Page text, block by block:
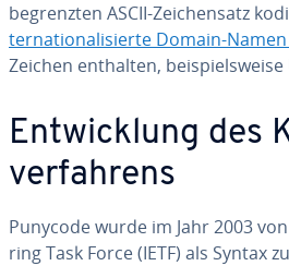
be­grenz­ten ASCII-Zei­chen­satz
ter­na­tio­na­li­sier­te Domain-Namen
Zeichen enthalten,
Ent­wick­lung des
ver­fah­rens
Punycode wurde im Jahr 2003
ring Task Force (IETF) als Syntax